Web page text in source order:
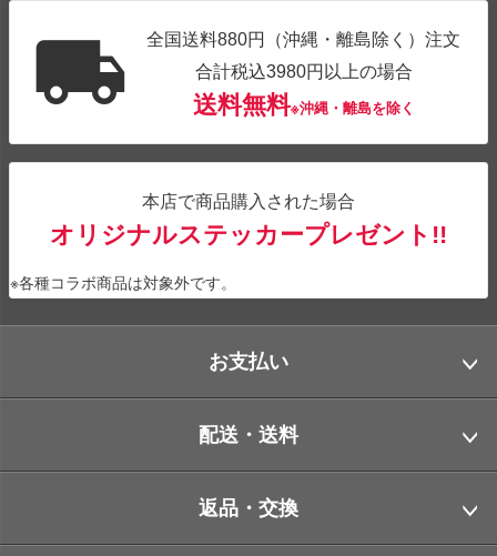
全国送料880円（沖縄・離島除く）注文
合計税込3980円以上の場合
送料無料※沖縄・離島を除く
本店で商品購入された場合
オリジナルステッカープレゼント!!
※各種コラボ商品は対象外です。
お支払い
配送・送料
返品・交換